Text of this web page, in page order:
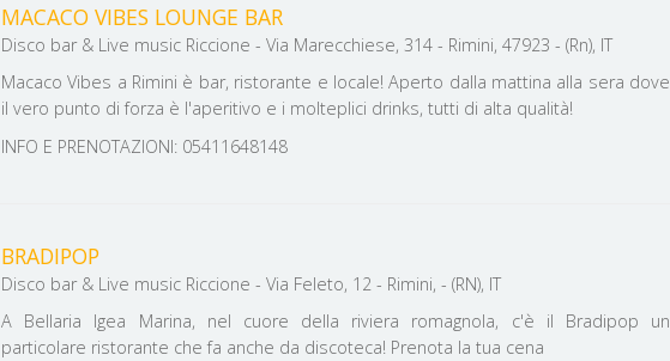
MACACO VIBES LOUNGE BAR
Disco bar & Live music Riccione - Via Marecchiese, 314 - Rimini, 47923 - (Rn), IT
Macaco Vibes a Rimini è bar, ristorante e locale! Aperto dalla mattina alla sera dove
il vero punto di forza è l'aperitivo e i molteplici drinks, tutti di alta qualità!
INFO E PRENOTAZIONI: 05411648148
BRADIPOP
Disco bar & Live music Riccione - Via Feleto, 12 - Rimini, - (RN), IT
A Bellaria Igea Marina, nel cuore della riviera romagnola, c'è il Bradipop un
particolare ristorante che fa anche da discoteca! Prenota la tua cena